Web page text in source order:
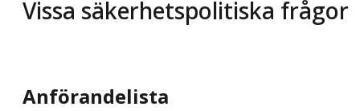
Vissa säkerhetspolitiska frågor
Anförandelista